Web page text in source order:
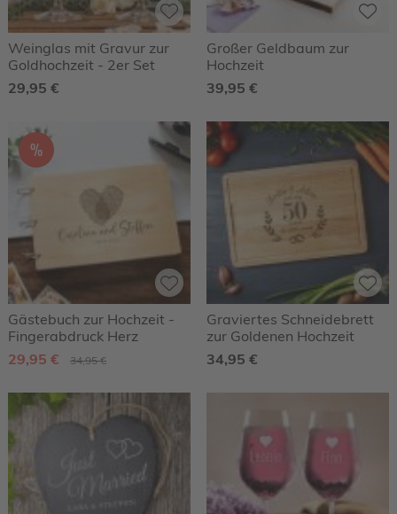
Weinglas mit Gravur zur
Goldhochzeit - 2er Set
29,95 €
Großer Geldbaum zur
Hochzeit
39,95 €
%
Gästebuch zur Hochzeit -
Fingerabdruck Herz
29,95 €
34,95 €
Graviertes Schneidebrett
zur Goldenen Hochzeit
34,95 €